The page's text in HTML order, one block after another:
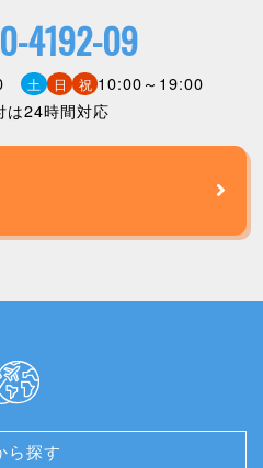
4192-09
土 日 祝 10:00～19:00
は24時間対応
ら探す